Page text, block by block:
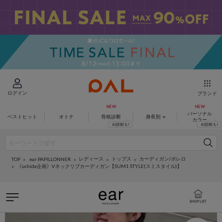
ログイン ブランド
ベストヒット オトナ 骨格診断 身長別
パーソナル
カラー
TOP ear PAPILLONNER レディース トップス
カーディガン/ボレロ
《uchida企画》Vネックリブカーディガン【SUM1 STYLE(スミスタイル)】